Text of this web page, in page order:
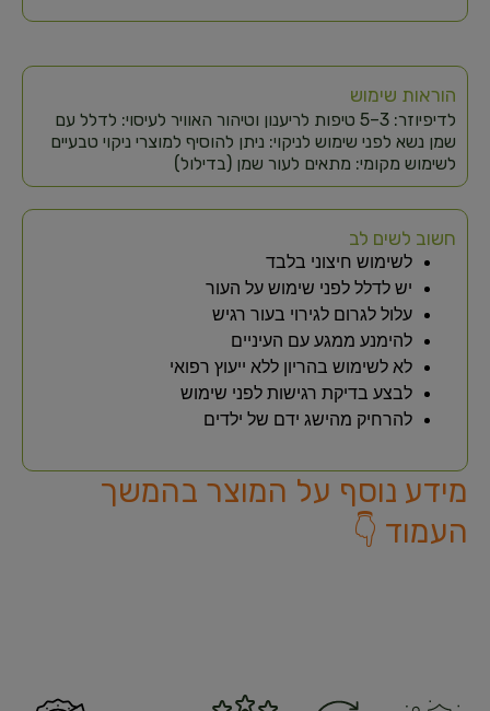
הוראות שימוש
לדיפיוזר: 3–5 טיפות לריענון וטיהור האוויר לעיסוי: לדלל עם
שמן נשא לפני שימוש לניקוי: ניתן להוסיף למוצרי ניקוי טבעיים
לשימוש מקומי: מתאים לעור שמן (בדילול)
חשוב לשים לב
לשימוש חיצוני בלבד
יש לדלל לפני שימוש על העור
עלול לגרום לגירוי בעור רגיש
להימנע ממגע עם העיניים
לא לשימוש בהריון ללא ייעוץ רפואי
לבצע בדיקת רגישות לפני שימוש
להרחיק מהישג ידם של ילדים
מידע נוסף על המוצר בהמשך
העמוד 👇